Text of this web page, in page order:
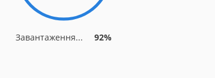
Завантаження... 92%